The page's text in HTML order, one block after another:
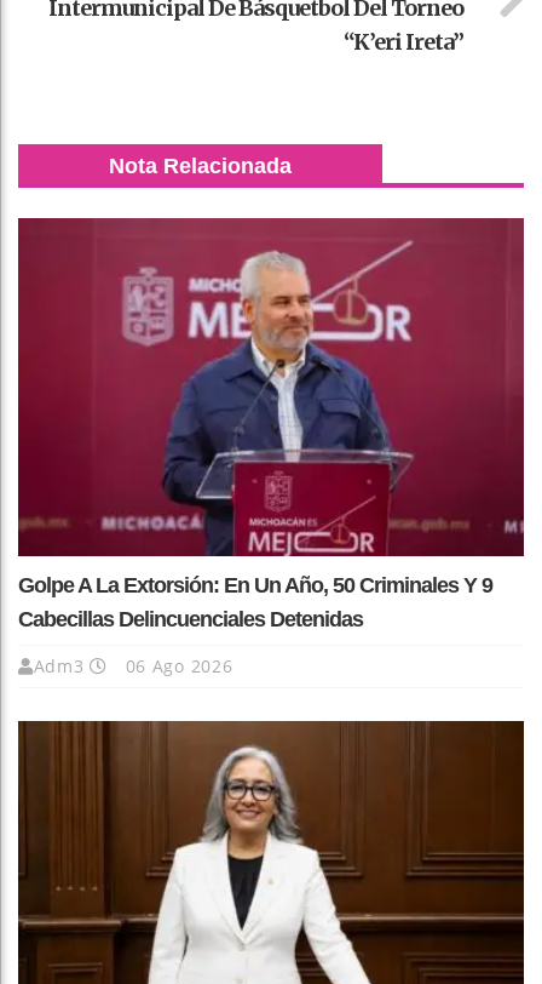
Intermunicipal De Básquetbol Del Torneo
“K’eri Ireta”
Nota Relacionada
Golpe A La Extorsión: En Un Año, 50 Criminales Y 9
Cabecillas Delincuenciales Detenidas
Adm3 06 Ago 2026